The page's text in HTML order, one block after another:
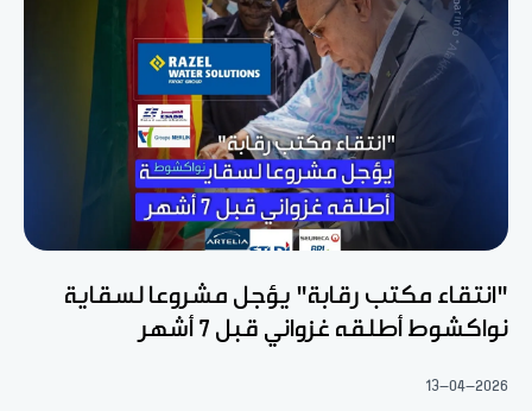
"انتقاء مكتب رقابة" يؤجل مشروعا لسقاية
نواكشوط أطلقه غزواني قبل 7 أشهر
13-04-2026